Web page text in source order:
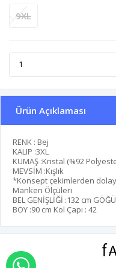
9XL
Ürün Açıklaması
RENK : Bej
KALIP :3XL
KUMAŞ :Kristal (%92
MEVSİM :Kışlık
*Konsept çekimlerden
Manken Ölçüleri
BEL GENİŞLİĞİ :132 cm
BOY :90 cm Kol Çapı : 42